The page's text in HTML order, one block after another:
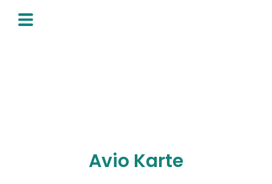
content
Avio Karte